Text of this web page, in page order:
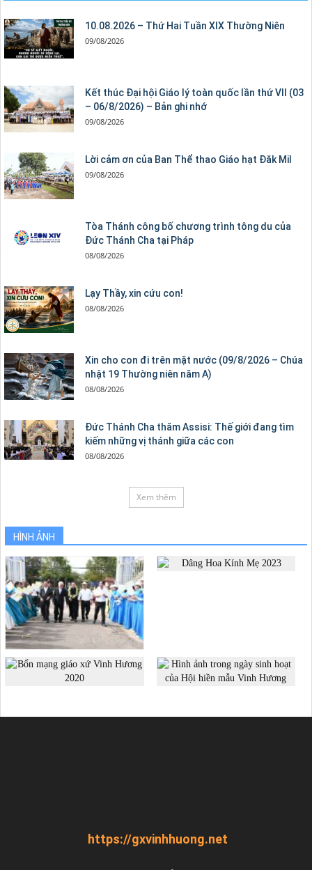
10.08.2026 – Thứ Hai Tuần XIX Thường Niên
09/08/2026
Kết thúc Đại hội Giáo lý toàn quốc lần thứ VII (03
– 06/8/2026) – Bản ghi nhớ
09/08/2026
Lời cảm ơn của Ban Thể thao Giáo hạt Đăk Mil
09/08/2026
Tòa Thánh công bố chương trình tông du của
Đức Thánh Cha tại Pháp
08/08/2026
Lạy Thầy, xin cứu con!
08/08/2026
Xin cho con đi trên mặt nước (09/8/2026 – Chúa
nhật 19 Thường niên năm A)
08/08/2026
Đức Thánh Cha thăm Assisi: Thế giới đang tìm
kiếm những vị thánh giữa các con
08/08/2026
Xem thêm
HÌNH ẢNH
https://gxvinhhuong.net